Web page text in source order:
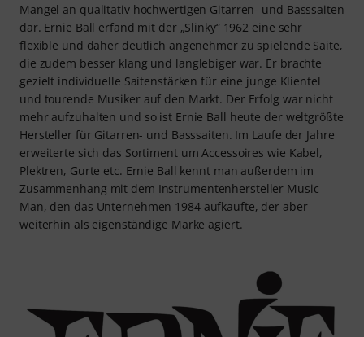
Mangel an qualitativ hochwertigen Gitarren- und Basssaiten
dar. Ernie Ball erfand mit der „Slinky“ 1962 eine sehr
flexible und daher deutlich angenehmer zu spielende Saite,
die zudem besser klang und langlebiger war. Er brachte
gezielt individuelle Saitenstärken für eine junge Klientel
und tourende Musiker auf den Markt. Der Erfolg war nicht
mehr aufzuhalten und so ist Ernie Ball heute der weltgrößte
Hersteller für Gitarren- und Basssaiten. Im Laufe der Jahre
erweiterte sich das Sortiment um Accessoires wie Kabel,
Plektren, Gurte etc. Ernie Ball kennt man außerdem im
Zusammenhang mit dem Instrumentenhersteller Music
Man, den das Unternehmen 1984 aufkaufte, der aber
weiterhin als eigenständige Marke agiert.